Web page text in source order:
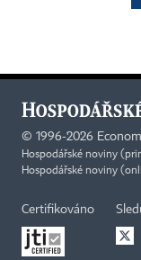
© 1996-2026
Hospodářské noviny
Hospodářské noviny
Certifikováno